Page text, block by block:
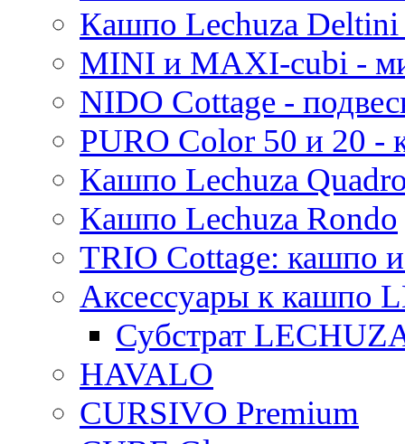
Кашпо Lechuza
MINI и MAXI-cubi -
NIDO Cottage -
PURO Color 50 и 20
Кашпо Lechuza
Кашпо Lechuza Rondo
TRIO Cottage: кашпо
Аксессуары к кашпо
Субстрат
HAVALO
CURSIVO Premium